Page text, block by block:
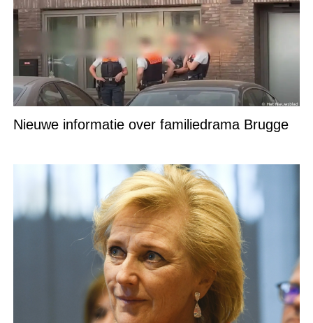
Nieuwe informatie over familiedrama Brugge